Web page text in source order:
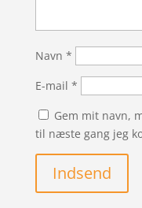
Navn *
E-mail *
Gem mit navn,
til næste gang jeg
Indsend